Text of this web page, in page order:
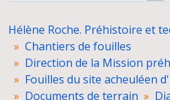
Photographies de
Hélène Roche. Préhistoire et
Chantiers de fouilles
Direction de la Mission
Fouilles du site acheuléen
Documents de terrain